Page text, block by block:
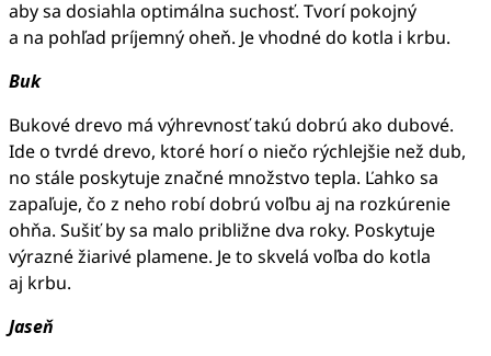
aby sa dosiahla optimálna suchosť. Tvorí pokojný
a na pohľad príjemný oheň. Je vhodné do kotla i krbu.
Buk
Bukové drevo má výhrevnosť takú dobrú ako dubové.
Ide o tvrdé drevo, ktoré horí o niečo rýchlejšie než dub,
no stále poskytuje značné množstvo tepla. Ľahko sa
zapaľuje, čo z neho robí dobrú voľbu aj na rozkúrenie
ohňa. Sušiť by sa malo približne dva roky. Poskytuje
výrazné žiarivé plamene. Je to skvelá voľba do kotla
aj krbu.
Jaseň